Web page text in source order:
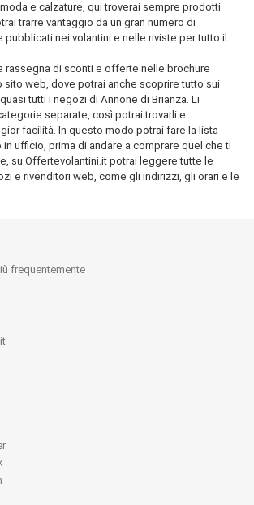
e calzature, qui troverai sempre prodotti
trarre vantaggio da un gran numero di
nei volantini e nelle riviste per tutto il
rassegna di sconti e offerte nelle brochure
sito web, dove potrai anche scoprire tutto sui
tutti i negozi di Annone di Brianza. Li
separate, così potrai trovarli e
facilità. In questo modo potrai fare la lista
ufficio, prima di andare a comprare quel che ti
su Offertevolantini.it potrai leggere tutte le
e rivenditori web, come gli indirizzi, gli orari e le
frequentemente